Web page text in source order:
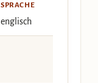
SPRACHE
englisch